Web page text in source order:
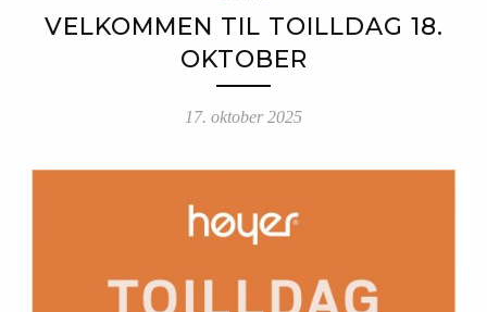
VELKOMMEN TIL TOILLDAG 18.
OKTOBER
17. oktober 2025